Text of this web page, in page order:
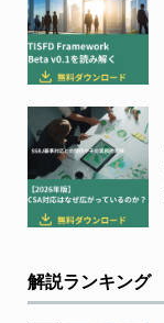
解説ランキング